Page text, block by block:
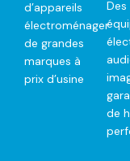
d’appareils
électroménager
de grandes
marques à
prix d’usine
Des
de